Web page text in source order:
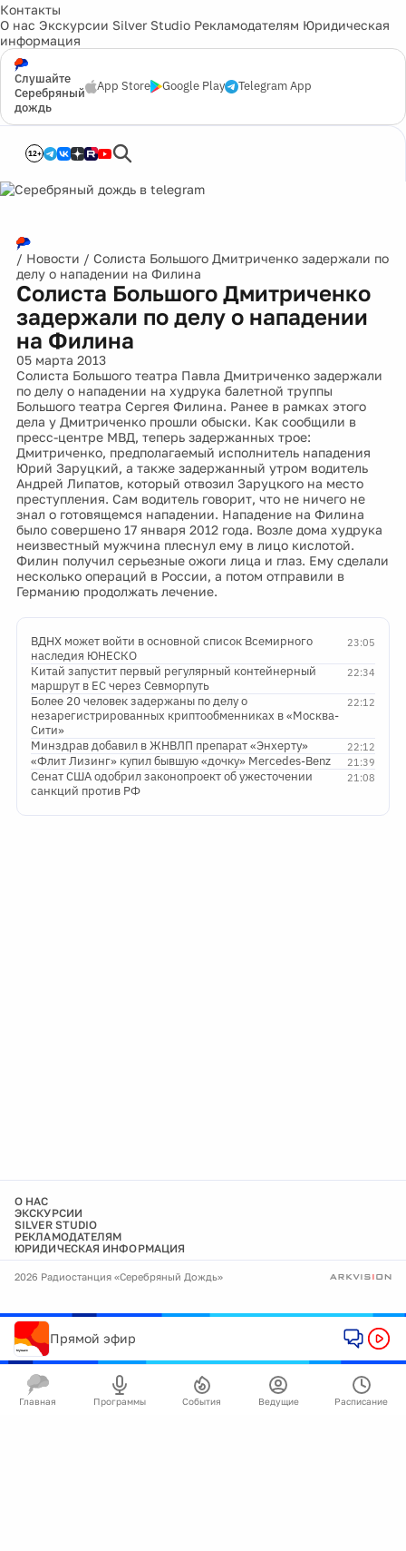
Контакты
О нас Экскурсии Silver Studio Рекламодателям Юридическая
информация
Слушайте
Серебряный
дождь
App Store Google Play Telegram App
12+
/ Новости / Солиста Большого Дмитриченко задержали по
делу о нападении на Филина
Солиста Большого Дмитриченко
задержали по делу о нападении
на Филина
05 марта 2013
Солиста Большого театра Павла Дмитриченко задержали
по делу о нападении на худрука балетной труппы
Большого театра Сергея Филина. Ранее в рамках этого
дела у Дмитриченко прошли обыски. Как сообщили в
пресс-центре МВД, теперь задержанных трое:
Дмитриченко, предполагаемый исполнитель нападения
Юрий Заруцкий, а также задержанный утром водитель
Андрей Липатов, который отвозил Заруцкого на место
преступления. Сам водитель говорит, что не ничего не
знал о готовящемся нападении. Нападение на Филина
было совершено 17 января 2012 года. Возле дома худрука
неизвестный мужчина плеснул ему в лицо кислотой.
Филин получил серьезные ожоги лица и глаз. Ему сделали
несколько операций в России, а потом отправили в
Германию продолжать лечение.
23:05
ВДНХ может войти в основной список Всемирного
наследия ЮНЕСКО
22:34
Китай запустит первый регулярный контейнерный
маршрут в ЕС через Севморпуть
22:12
Более 20 человек задержаны по делу о
незарегистрированных криптообменниках в «Москва-
Сити»
22:12
Минздрав добавил в ЖНВЛП препарат «Энхерту»
21:39
«Флит Лизинг» купил бывшую «дочку» Mercedes-Benz
21:08
Сенат США одобрил законопроект об ужесточении
санкций против РФ
О НАС
ЭКСКУРСИИ
SILVER STUDIO
РЕКЛАМОДАТЕЛЯМ
ЮРИДИЧЕСКАЯ ИНФОРМАЦИЯ
2026 Радиостанция «Серебряный Дождь»
Прямой эфир
Главная Программы События Ведущие Расписание